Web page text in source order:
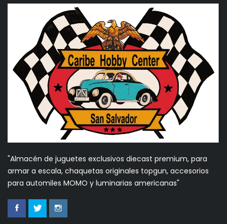
"Almacén de juguetes exclusivos diecast premium, para
armar a escala, chaquetas originales topgun, accesorios
para automiles MOMO y luminarias americanas"